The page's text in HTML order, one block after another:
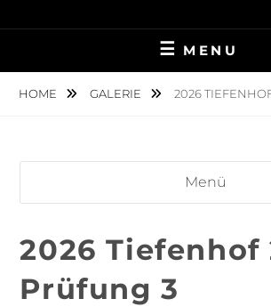
to
NINA
MENU
HOME GALERIE 2026
Menü
2026 Tiefenhof
Prüfung 3